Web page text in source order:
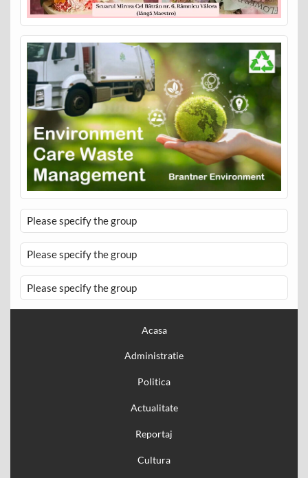
Please specify the group
Please specify the group
Please specify the group
Acasa
Administratie
Politica
Actualitate
Reportaj
Cultura